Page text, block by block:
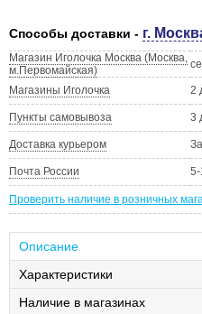
Способы доставки - г.
Магазин Иголочка Москва (Москва,
м.Первомайская)
Магазины Иголочка 2
Пункты самовывоза 3
Доставка курьером
Почта России 5-
Проверить наличие в розничных
Описание
Характеристики
Наличие в магазинах